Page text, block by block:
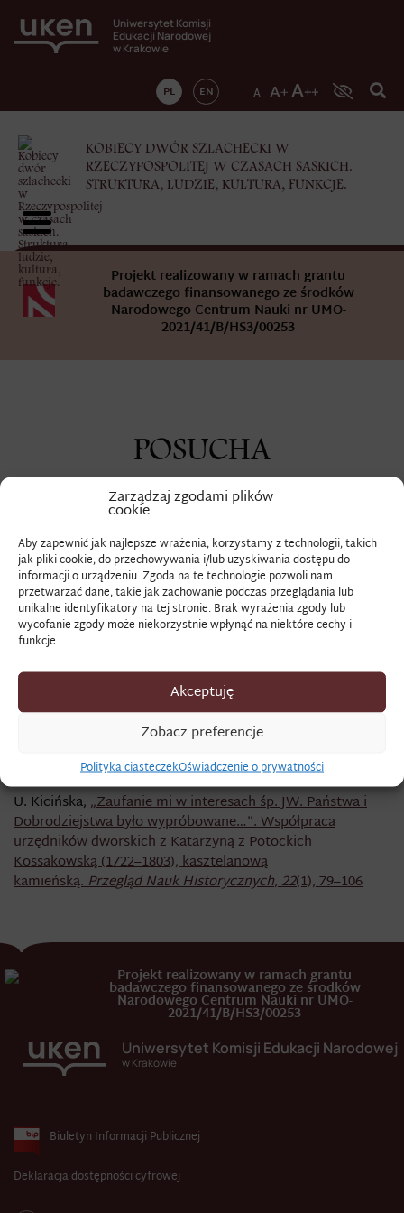
Zarządzaj zgodami plików
cookie
Aby zapewnić jak najlepsze wrażenia, korzystamy z technologii, takich
jak pliki cookie, do przechowywania i/lub uzyskiwania dostępu do
informacji o urządzeniu. Zgoda na te technologie pozwoli nam
przetwarzać dane, takie jak zachowanie podczas przeglądania lub
unikalne identyfikatory na tej stronie. Brak wyrażenia zgody lub
wycofanie zgody może niekorzystnie wpłynąć na niektóre cechy i
funkcje.
Akceptuję
Zobacz preferencje
Polityka ciasteczekOświadczenie o prywatności
Uniwersytet Komisji
Edukacji Narodowej
w Krakowie
PL EN
KOBIECY DWÓR SZLACHECKI W
RZECZYPOSPOLITEJ W CZASACH SASKICH.
STRUKTURA, LUDZIE, KULTURA, FUNKCJE.
Projekt realizowany w ramach grantu
badawczego finansowanego ze środków
Narodowego Centrum Nauki nr UMO-
2021/41/B/HS3/00253
POSUCHA
Znaczenie terminu:
długotrwały brak deszczu i utrzymujące się przez dłuższy
czas upały
Zapis źródłowy:
„posuchy tu mamy wielkie, jeszcześmy deszczu nie mieli
wyjedli, nowych niewielkich spodziewać się należy, głód
pewny będzie” [Franciszek Mysłowski do Katarzyny z
Potockich Kossakowskiej, AGAD, ZAzPKB, sygn. 76a,
28 V 1769, k. 64]
Zobacz także:
U. Kicińska, „Zaufanie mi w interesach śp. JW. Państwa i
Dobrodziejstwa było wypróbowane…”. Współpraca
urzędników dworskich z Katarzyną z Potockich
Kossakowską (1722–1803), kasztelanową
kamieńską.Przegląd Nauk Historycznych,22(1), 79–106
Projekt realizowany w ramach grantu
badawczego finansowanego ze środków
Narodowego Centrum Nauki nr UMO-
2021/41/B/HS3/00253
Uniwersytet Komisji Edukacji Narodowej
w Krakowie
Biuletyn Informacji Publicznej
Deklaracja dostępności cyfrowej